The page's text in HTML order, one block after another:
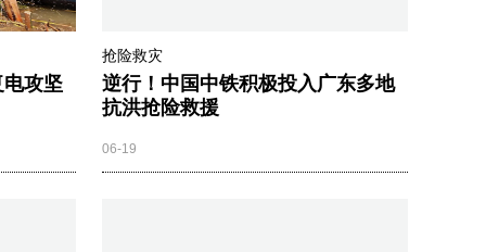
攻坚
抢险救灾
逆行！中国中铁积极投入广东多地
抗洪抢险救援
06-19